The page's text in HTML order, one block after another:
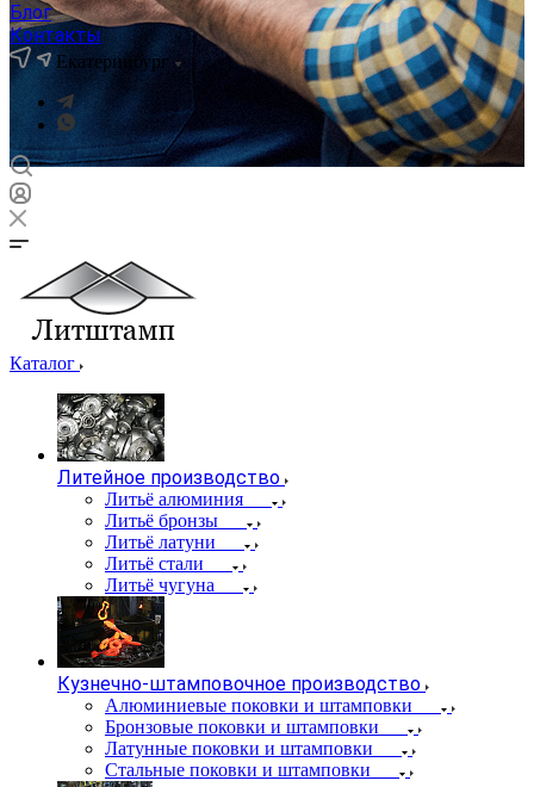
Блог
Контакты
Екатеринбург
Каталог
Литейное производство
Литьё алюминия
Литьё бронзы
Литьё латуни
Литьё стали
Литьё чугуна
Кузнечно-штамповочное производство
Алюминиевые поковки и штамповки
Бронзовые поковки и штамповки
Латунные поковки и штамповки
Стальные поковки и штамповки